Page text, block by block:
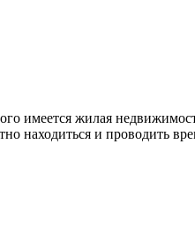
имеется жилая
находиться и проводить